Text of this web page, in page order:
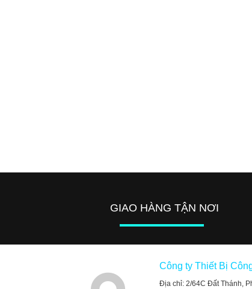
GIAO HÀNG TẬN NƠI
Công ty Thiết Bị
Địa chỉ: 2/64C Đất Thánh,